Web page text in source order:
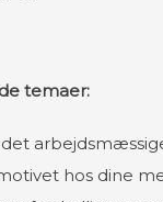
temaer:
hos dine